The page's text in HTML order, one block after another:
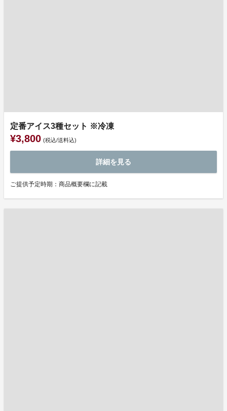
定番アイス3種セット ※冷凍
¥3,800 (税込/送料込)
詳細を見る
ご提供予定時期：商品概要欄に記載